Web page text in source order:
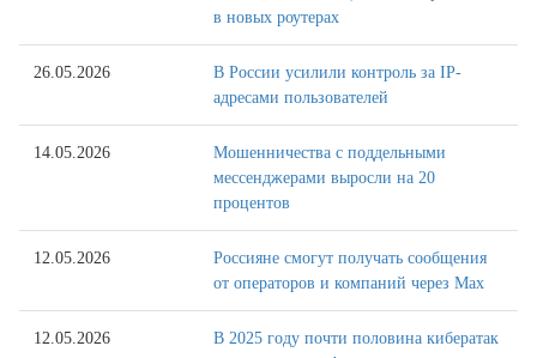
в новых роутерах
26.05.2026
В России усилили контроль за IP-
адресами пользователей
14.05.2026
Мошенничества с поддельными
мессенджерами выросли на 20
процентов
12.05.2026
Россияне смогут получать сообщения
от операторов и компаний через Max
12.05.2026
В 2025 году почти половина кибератак